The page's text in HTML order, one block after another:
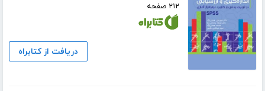
۲۱۲ صفحه
دریافت از کتابراه